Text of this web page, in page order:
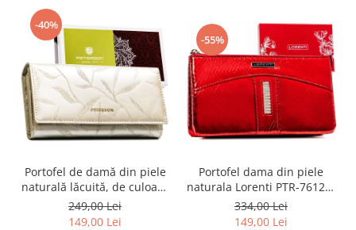
-40%
Portofel de damă din piele
naturală lăcuită, de culoare
bej, cu închidere cu capsă -
Peterson
249,00 Lei
149,00 Lei
-55%
Portofel dama din piele
naturala Lorenti PTR-76121-
MSD-9306 RE
334,00 Lei
149,00 Lei